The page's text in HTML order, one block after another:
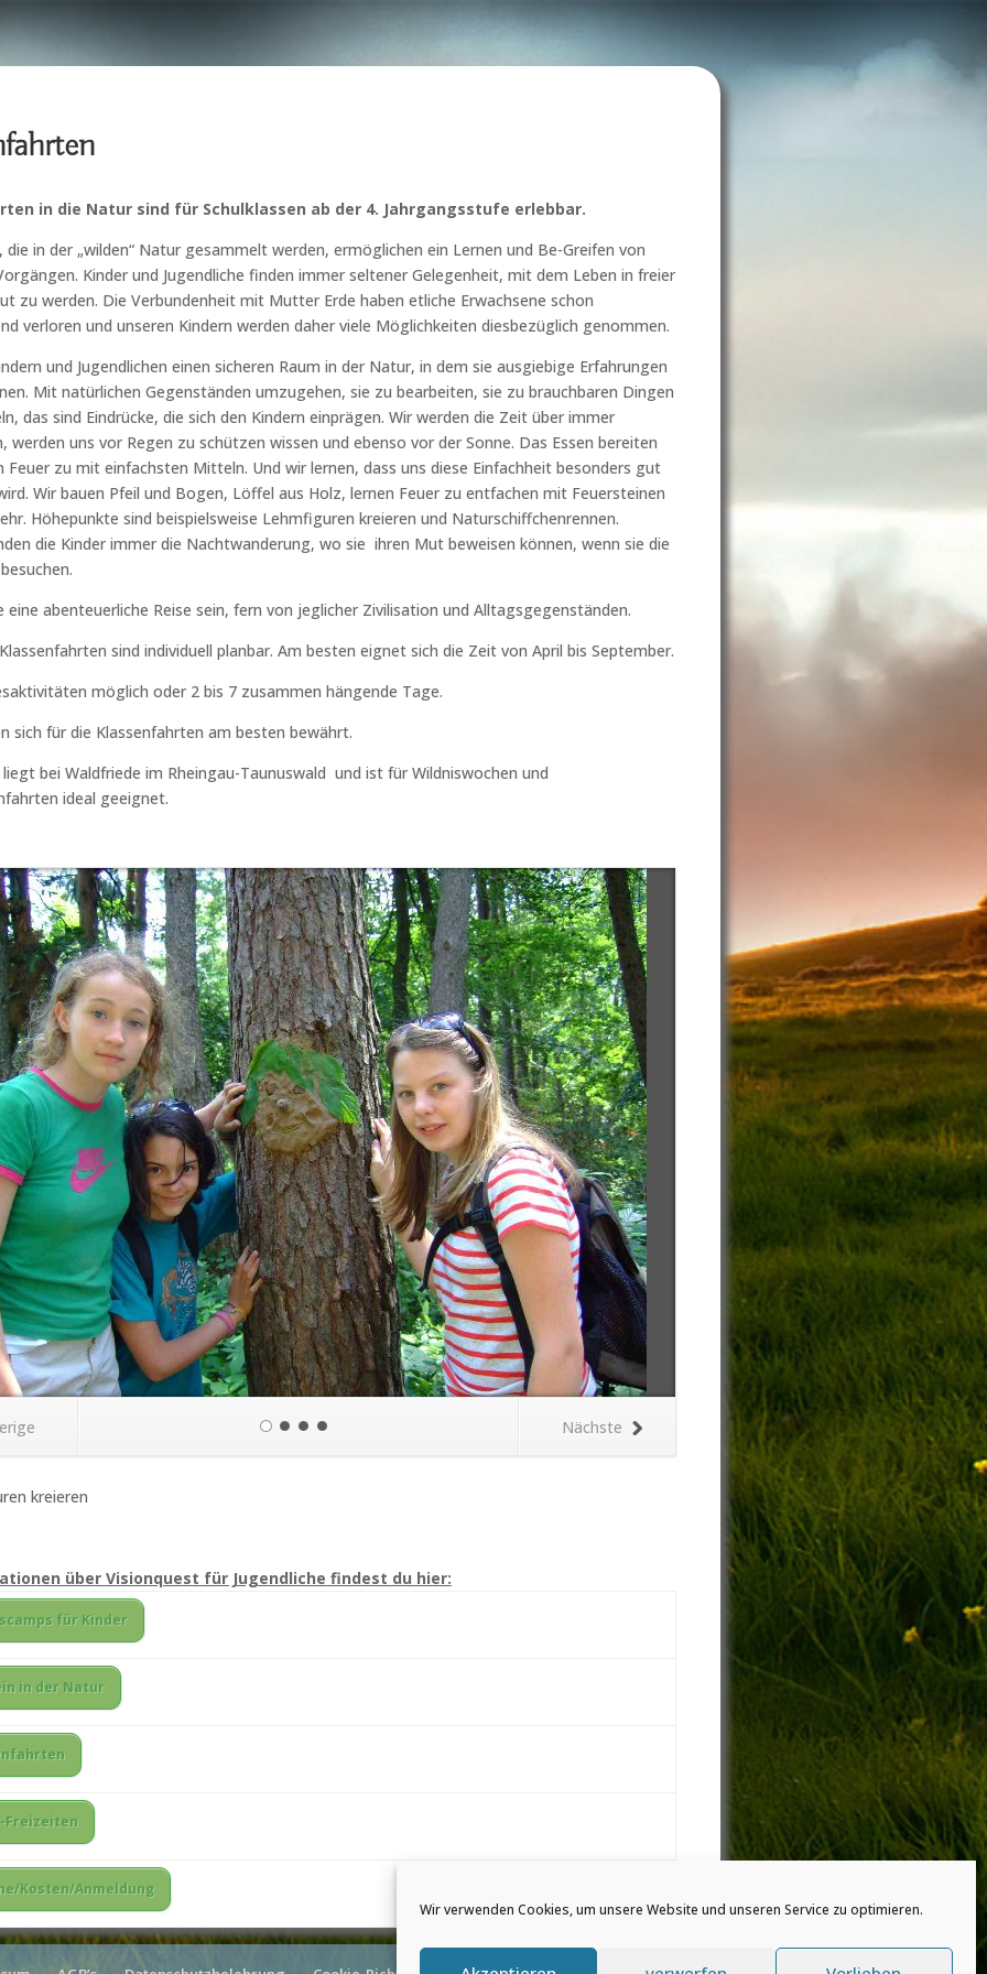
Wir verwenden Cookies, um unsere Website und unseren Service zu optimieren.
in die Natur sind für Schulklassen ab der 4. Jahrgangsstufe erlebbar.
die in der „wilden“ Natur gesammelt werden, ermöglichen ein Lernen und Be-Greifen von
Kinder und Jugendliche finden immer seltener Gelegenheit, mit dem Leben in freier
zu werden. Die Verbundenheit mit Mutter Erde haben etliche Erwachsene schon
verloren und unseren Kindern werden daher viele Möglichkeiten diesbezüglich genommen.
und Jugendlichen einen sicheren Raum in der Natur, in dem sie ausgiebige Erfahrungen
Mit natürlichen Gegenständen umzugehen, sie zu bearbeiten, sie zu brauchbaren Dingen
das sind Eindrücke, die sich den Kindern einprägen. Wir werden die Zeit über immer
werden uns vor Regen zu schützen wissen und ebenso vor der Sonne. Das Essen bereiten
Feuer zu mit einfachsten Mitteln. Und wir lernen, dass uns diese Einfachheit besonders gut
Wir bauen Pfeil und Bogen, Löffel aus Holz, lernen Feuer zu entfachen mit Feuersteinen
Höhepunkte sind beispielsweise Lehmfiguren kreieren und Naturschiffchenrennen.
die Kinder immer die Nachtwanderung, wo sie ihren Mut beweisen können, wenn sie die
eine abenteuerliche Reise sein, fern von jeglicher Zivilisation und Alltagsgegenständen.
sind individuell planbar. Am besten eignet sich die Zeit von April bis September.
möglich oder 2 bis 7 zusammen hängende Tage.
sich für die Klassenfahrten am besten bewährt.
bei Waldfriede im Rheingau-Taunuswald und ist für Wildniswochen und
ideal geeignet.
Nächste
kreieren
über Visionquest für Jugendliche findest du hier:
für Kinder
in der Natur
Freizeiten
Kosten/Anmeldung